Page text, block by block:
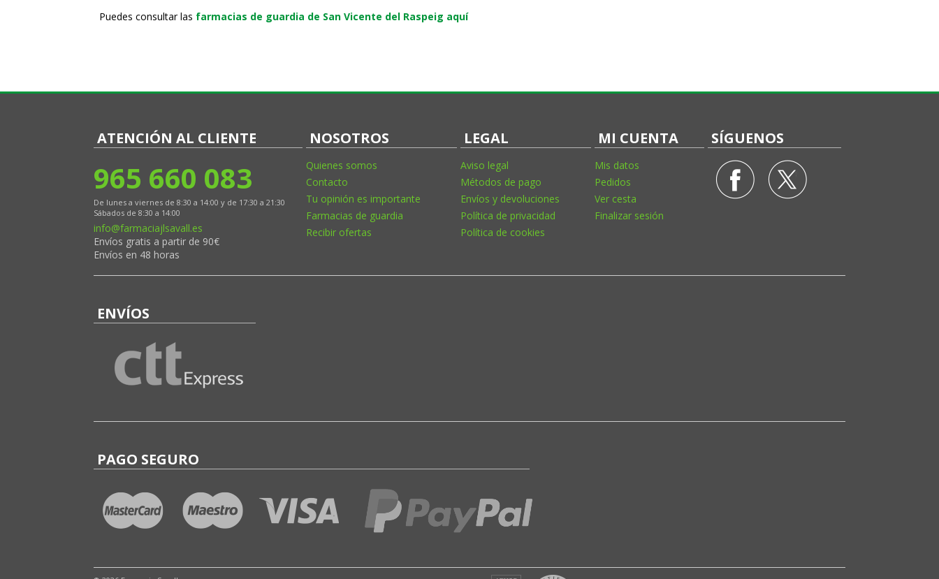
Puedes consultar las farmacias de guardia de San Vicente del Raspeig aquí
ATENCIÓN AL CLIENTE
965 660 083
De lunes a viernes de 8:30 a 14:00 y de 17:30 a 21:30
Sábados de 8:30 a 14:00
info@farmaciajlsavall.es
Envíos gratis a partir de 90€
Envíos en 48 horas
NOSOTROS
Quienes somos
Contacto
Tu opinión es importante
Farmacias de guardia
Recibir ofertas
LEGAL
Aviso legal
Métodos de pago
Envíos y devoluciones
Política de privacidad
Política de cookies
MI CUENTA
Mis datos
Pedidos
Ver cesta
Finalizar sesión
SÍGUENOS
ENVÍOS
PAGO SEGURO